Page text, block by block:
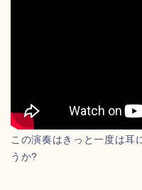
この演奏はきっと一度は耳
うか?